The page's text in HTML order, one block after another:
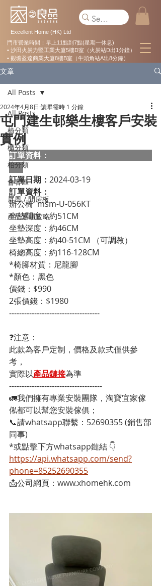
Excellent Home (HK) Ltd
門市營業時間：早上11點到7點(星期一休息)
• 沙田火炭力堅工業大廈5樓D室（火炭站D出1分鐘）
• 觀塘盈達商業大廈8樓B室（牛頭角站A出8分鐘）
文章
All Posts
椅分類
櫃分類
枱分類
會客區
屏風 / 間房板
產品選購攻略
All Posts
屯門建生邨樂生樓客戶安裝
實例
2024年4月8日 讀畢需時 1 分鐘
訂單資料：
訂單日期： 2024-03-19
訂單資料：
辦公椅  msm-U-056KT
坐墊闊度：約51CM
坐墊深度：約46CM
坐墊高度：約40-51CM （可調教）
椅總高度：約116-128CM
*椅腳材質：尼龍腳
*顏色：黑色
價錢：$990
2張價錢：$1980
------------------------------------
❓注意：
此款為客戶定制，價格及款式僅供參
考，
實際以產品鏈接為準
-------------------------------------
🚛我們擁有專業安裝團隊，淘寶宜家傢
俬都可以幫您安裝傢俱；
📞請whatsapp聯繫：52690355 (銷售部
同事)
*或點擊下方whatsapp鏈結 👇
https://api.whatsapp.com/send?
phone=85252690355
📩公司網頁：www.xhomehk.com